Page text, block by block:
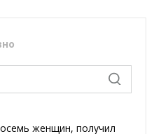
женщин, получил